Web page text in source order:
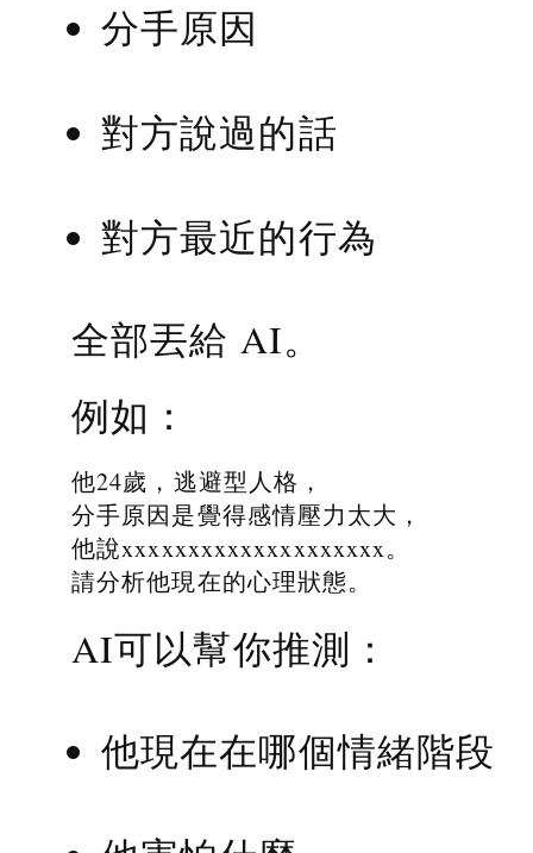
分手原因
對方說過的話
對方最近的行為
全部丟給 AI。
例如：
他24歲，逃避型人格，
分手原因是覺得感情壓力太大，
他說xxxxxxxxxxxxxxxxxxxx。
請分析他現在的心理狀態。
AI可以幫你推測：
他現在在哪個情緒階段